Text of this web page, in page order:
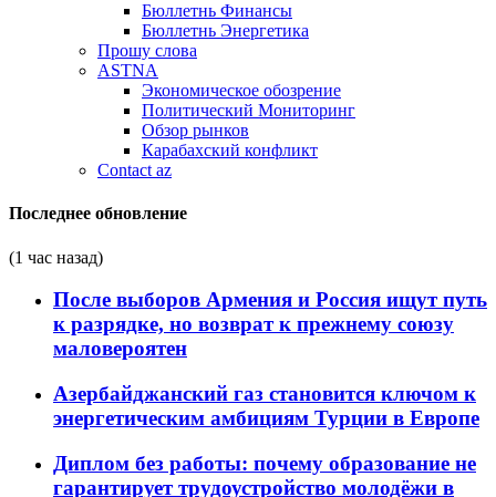
Бюллетнь Финансы
Бюллетнь Энергетика
Прошу слова
ASTNA
Экономическое обозрение
Политический Мониторинг
Обзор рынков
Карабахский конфликт
Contact az
Последнее обновление
(1 час назад)
После выборов Армения и Россия ищут путь
к разрядке, но возврат к прежнему союзу
маловероятен
Азербайджанский газ становится ключом к
энергетическим амбициям Турции в Европе
Диплом без работы: почему образование не
гарантирует трудоустройство молодёжи в